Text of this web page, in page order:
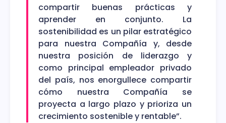
compartir buenas prácticas y
aprender en conjunto. La
sostenibilidad es un pilar estratégico
para nuestra Compañía y, desde
nuestra posición de liderazgo y
como principal empleador privado
del país, nos enorgullece compartir
cómo nuestra Compañía se
proyecta a largo plazo y prioriza un
crecimiento sostenible y rentable”.